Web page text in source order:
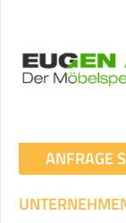
ANFRAGE